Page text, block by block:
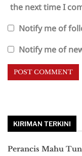
the next time I
Notify me of
Notify me of
KIRIMAN TERKINI
Perancis Mahu